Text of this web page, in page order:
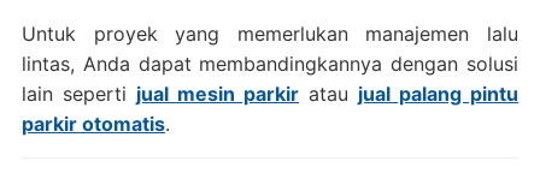
Untuk proyek yang memerlukan manajemen lalu
lintas, Anda dapat membandingkannya dengan solusi
lain seperti jual mesin parkir atau jual palang pintu
parkir otomatis.